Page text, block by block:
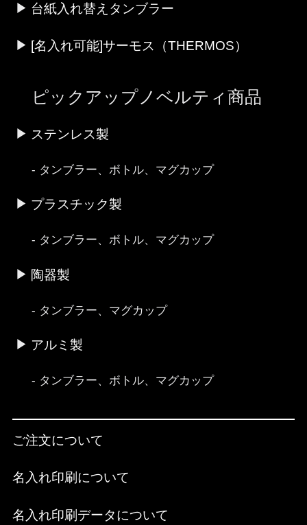
台紙入れ替えタンブラー
[名入れ可能]サーモス（THERMOS）
ピックアップノベルティ商品
ステンレス製
タンブラー、ボトル、マグカップ
プラスチック製
タンブラー、ボトル、マグカップ
陶器製
タンブラー、マグカップ
アルミ製
タンブラー、ボトル、マグカップ
ご注文について
名入れ印刷について
名入れ印刷データについて